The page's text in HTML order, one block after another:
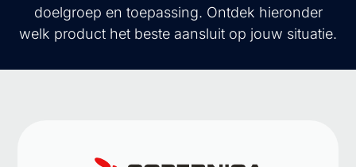
doelgroep en toepassing. Ontdek hieronder
welk product het beste aansluit op jouw situatie.